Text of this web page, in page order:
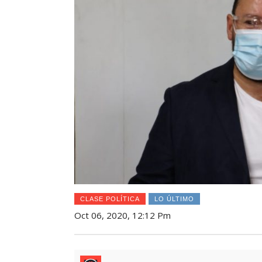
CLASE POLÍTICA LO ÚLTIMO
Oct 06, 2020, 12:12 Pm